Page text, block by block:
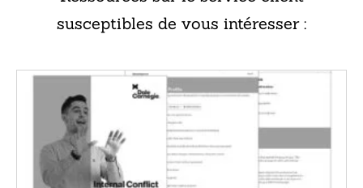
susceptibles de vous intéresser :